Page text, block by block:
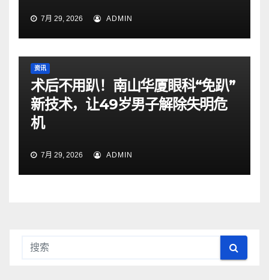
7月 29, 2026 ADMIN
资讯
术后不用趴！南山华厦眼科“免趴”
新技术，让49岁男子解除失明危
机
7月 29, 2026 ADMIN